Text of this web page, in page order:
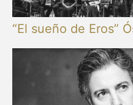
“El sueño de Eros”